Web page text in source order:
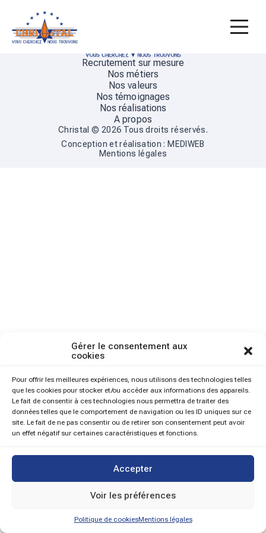
Gérer le consentement aux
cookies
Pour offrir les meilleures expériences, nous utilisons des technologies telles
que les cookies pour stocker et/ou accéder aux informations des appareils.
Le fait de consentir à ces technologies nous permettra de traiter des
données telles que le comportement de navigation ou les ID uniques sur ce
site. Le fait de ne pas consentir ou de retirer son consentement peut avoir
un effet négatif sur certaines caractéristiques et fonctions.
Accepter
Voir les préférences
Politique de cookiesMentions légales
Recrutement sur mesure
Nos métiers
Nos valeurs
Nos témoignages
Nos réalisations
A propos
Christal © 2026 Tous droits réservés.
Conception et réalisation : MEDIWEB
Mentions légales